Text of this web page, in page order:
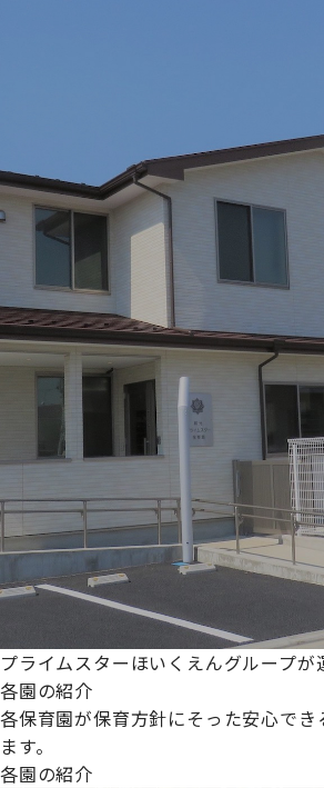
プライムスターほいくえんグループが
各園の紹介
各保育園が保育方針にそった安心でき
ます。
各園の紹介